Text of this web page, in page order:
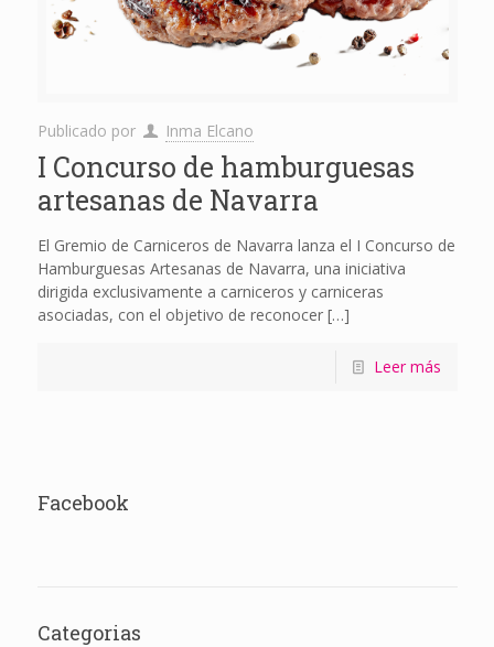
Publicado por Inma Elcano
I Concurso de hamburguesas
artesanas de Navarra
El Gremio de Carniceros de Navarra lanza el I Concurso de
Hamburguesas Artesanas de Navarra, una iniciativa
dirigida exclusivamente a carniceros y carniceras
asociadas, con el objetivo de reconocer[…]
Leer más
Facebook
Categorias